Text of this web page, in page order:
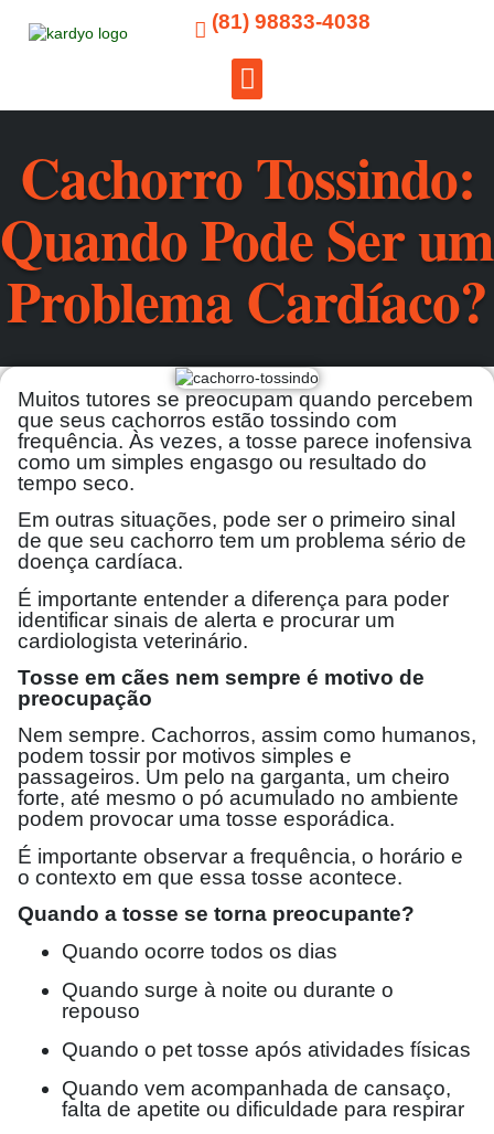
(81) 98833-4038
Cachorro Tossindo:
Quando Pode Ser um
Problema Cardíaco?
Muitos tutores se preocupam quando percebem
que seus cachorros estão tossindo com
frequência. Às vezes, a tosse parece inofensiva
como um simples engasgo ou resultado do
tempo seco.
Em outras situações, pode ser o primeiro sinal
de que seu cachorro tem um problema sério de
doença cardíaca.
É importante entender a diferença para poder
identificar sinais de alerta e procurar um
cardiologista veterinário.
Tosse em cães nem sempre é motivo de
preocupação
Nem sempre. Cachorros, assim como humanos,
podem tossir por motivos simples e
passageiros. Um pelo na garganta, um cheiro
forte, até mesmo o pó acumulado no ambiente
podem provocar uma tosse esporádica.
É importante observar a frequência, o horário e
o contexto em que essa tosse acontece.
Quando a tosse se torna preocupante?
Quando ocorre todos os dias
Quando surge à noite ou durante o
repouso
Quando o pet tosse após atividades físicas
Quando vem acompanhada de cansaço,
falta de apetite ou dificuldade para respirar